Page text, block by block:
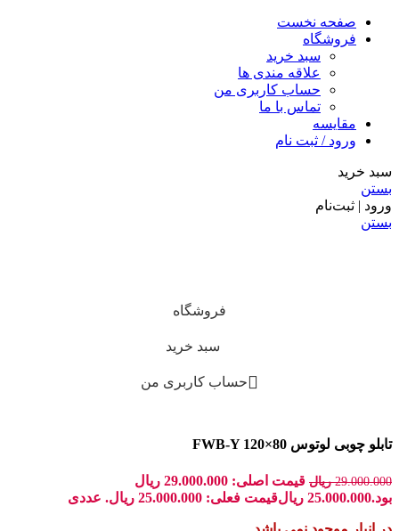
صفحه نخست
فروشگاه
سبد خرید
علاقه مندی ها
حساب کاربری من
تماس با ما
مقایسه
ورود / ثبت نام
سبد خرید
بستن
ورود | ثبت‌نام
بستن
فروشگاه
سبد خرید
حساب کاربری من
تابلو چوبی لوتوس FWB-Y 120×80
29.000.000 ریال
قیمت اصلی: 29.000.000 ریال
بود.25.000.000 ریالقیمت فعلی: 25.000.000 ریال. عددی